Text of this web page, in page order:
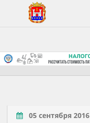
05 сентября 2016